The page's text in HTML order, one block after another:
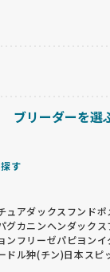
ブリーダーを選
す
ュアダックスフンドポ
グカニンヘンダックス
ンフリーゼパピヨン
ドル狆(チン)日本スピ